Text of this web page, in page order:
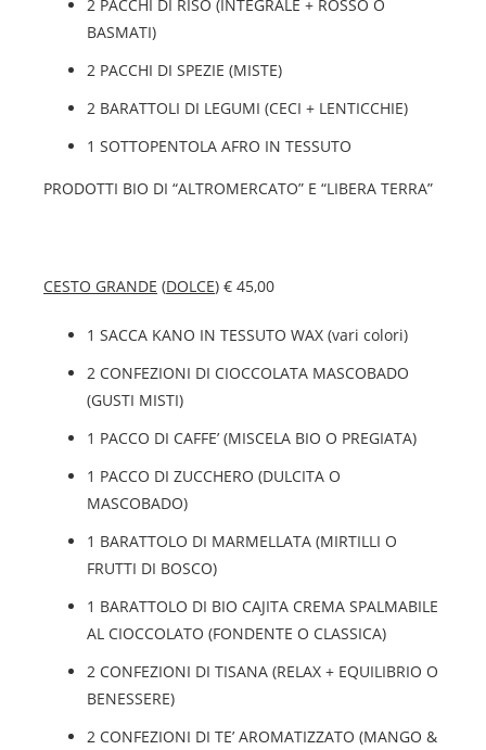
2 PACCHI DI RISO (INTEGRALE + ROSSO O
BASMATI)
2 PACCHI DI SPEZIE (MISTE)
2 BARATTOLI DI LEGUMI (CECI + LENTICCHIE)
1 SOTTOPENTOLA AFRO IN TESSUTO
PRODOTTI BIO DI “ALTROMERCATO” E “LIBERA TERRA”
CESTO GRANDE (DOLCE) € 45,00
1 SACCA KANO IN TESSUTO WAX (vari colori)
2 CONFEZIONI DI CIOCCOLATA MASCOBADO
(GUSTI MISTI)
1 PACCO DI CAFFE’ (MISCELA BIO O PREGIATA)
1 PACCO DI ZUCCHERO (DULCITA O
MASCOBADO)
1 BARATTOLO DI MARMELLATA (MIRTILLI O
FRUTTI DI BOSCO)
1 BARATTOLO DI BIO CAJITA CREMA SPALMABILE
AL CIOCCOLATO (FONDENTE O CLASSICA)
2 CONFEZIONI DI TISANA (RELAX + EQUILIBRIO O
BENESSERE)
2 CONFEZIONI DI TE’ AROMATIZZATO (MANGO &